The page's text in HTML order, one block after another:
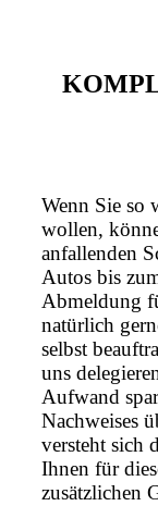
Wenn Sie so
wollen,
anfallenden
Autos bis
Abmeldung
natürlich
selbst
uns
Aufwand
Nachweises
versteht sich
Ihnen für
zusätzlichen